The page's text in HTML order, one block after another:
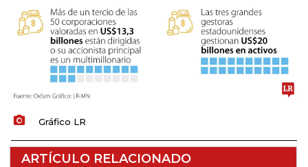
Gráfico LR
ARTÍCULO RELACIONADO